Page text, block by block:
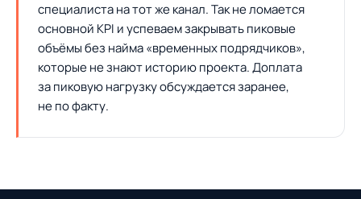
специалиста на тот же канал. Так не ломается
основной KPI и успеваем закрывать пиковые
объёмы без найма «временных подрядчиков»,
которые не знают историю проекта. Доплата
за пиковую нагрузку обсуждается заранее,
не по факту.